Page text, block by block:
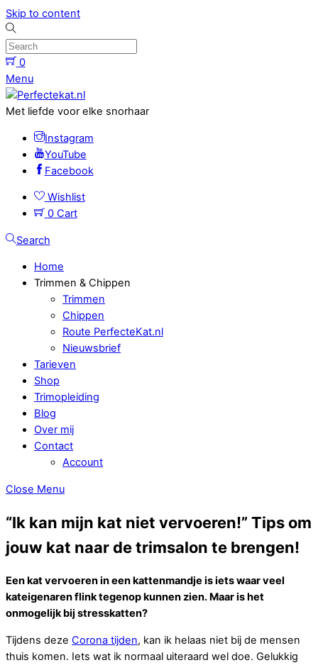
Skip to content
0
Menu
Met liefde voor elke snorhaar
Instagram
YouTube
Facebook
Wishlist
0 Cart
Search
Home
Trimmen & Chippen
Trimmen
Chippen
Route PerfecteKat.nl
Nieuwsbrief
Tarieven
Shop
Trimopleiding
Blog
Over mij
Contact
Account
Close Menu
“Ik kan mijn kat niet vervoeren!” Tips om
jouw kat naar de trimsalon te brengen!
Een kat vervoeren in een kattenmandje is iets waar veel
kateigenaren flink tegenop kunnen zien. Maar is het
onmogelijk bij stresskatten?
Tijdens deze Corona tijden, kan ik helaas niet bij de mensen
thuis komen. Iets wat ik normaal uiteraard wel doe. Gelukkig